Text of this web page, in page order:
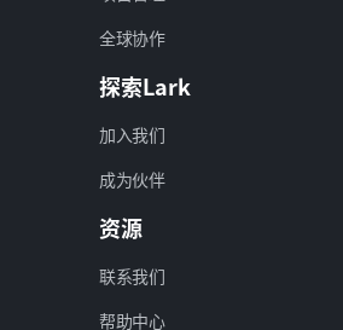
全球协作
探索Lark
加入我们
成为伙伴
资源
联系我们
帮助中心